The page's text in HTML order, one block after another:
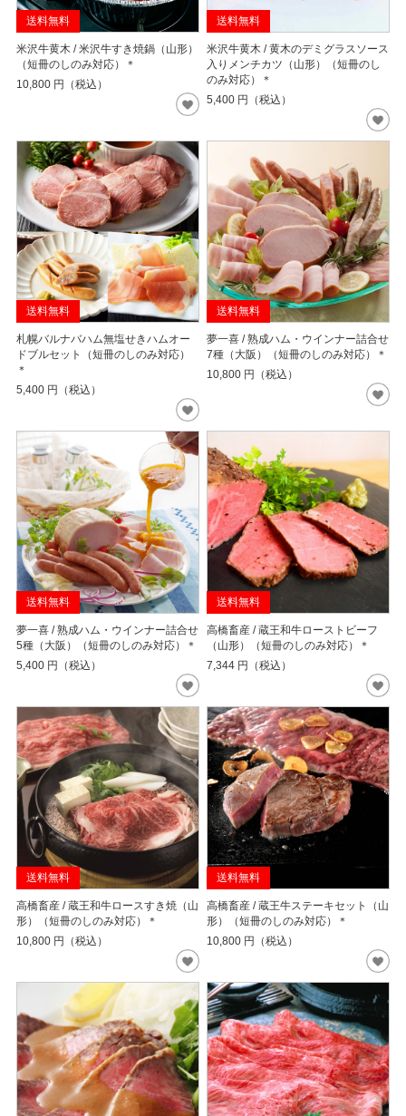
送料無料
米沢牛黄木 / 米沢牛すき焼鍋（山形）
（短冊のしのみ対応）＊
10,800 円（税込）
送料無料
米沢牛黄木 / 黄木のデミグラスソース
入りメンチカツ（山形）（短冊のし
のみ対応）＊
5,400 円（税込）
送料無料
札幌バルナバハム無塩せきハムオー
ドブルセット（短冊のしのみ対応）
＊
5,400 円（税込）
送料無料
夢一喜 / 熟成ハム・ウインナー詰合せ
7種（大阪）（短冊のしのみ対応）＊
10,800 円（税込）
送料無料
夢一喜 / 熟成ハム・ウインナー詰合せ
5種（大阪）（短冊のしのみ対応）＊
5,400 円（税込）
送料無料
高橋畜産 / 蔵王和牛ローストビーフ
（山形）（短冊のしのみ対応）＊
7,344 円（税込）
送料無料
高橋畜産 / 蔵王和牛ロースすき焼（山
形）（短冊のしのみ対応）＊
10,800 円（税込）
送料無料
高橋畜産 / 蔵王牛ステーキセット（山
形）（短冊のしのみ対応）＊
10,800 円（税込）